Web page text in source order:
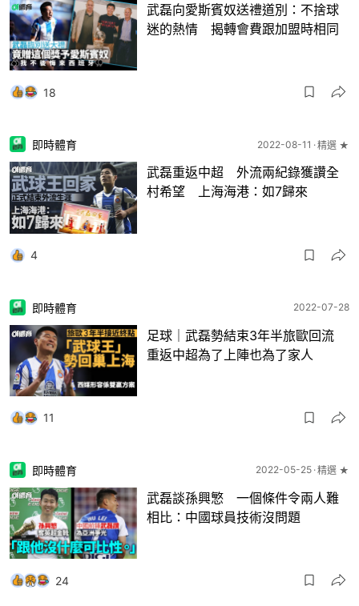
武磊向愛斯賓奴送禮道別：不捨球
迷的熱情 揭轉會費跟加盟時相同
18
即時體育 2022-08-11 精選 ★
武磊重返中超 外流兩紀錄獲讚全
村希望 上海海港：如7歸來
4
即時體育 2022-07-28
足球｜武磊勢結束3年半旅歐回流
重返中超為了上陣也為了家人
11
即時體育 2022-05-25 精選 ★
武磊談孫興慜 一個條件令兩人難
相比：中國球員技術沒問題
24